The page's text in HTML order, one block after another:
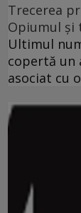
Trecerea
Opiumul şi
Ultimul
copertă un
asociat cu